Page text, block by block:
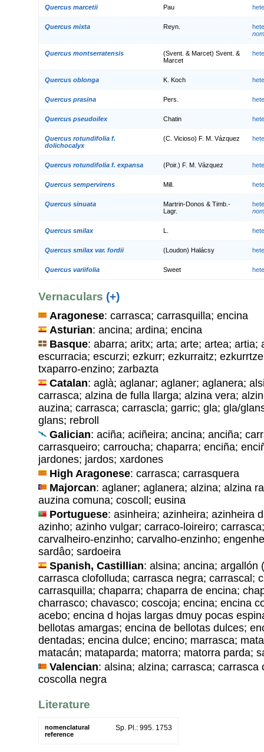
Quercus marcetii Pau
Quercus mixta Reyn.
Quercus montserratensis
(Svent. & Marcet) Svent. &
Marcet
Quercus oblonga K. Koch
Quercus prasina Pers.
Quercus pseudoilex Chatin
Quercus rotundifolia f.
dolichocalyx
(C. Vicioso) F. M. Vázquez
Quercus rotundifolia f. expansa (Poir.) F. M. Vázquez
Quercus sempervirens Mill.
Quercus sinuata
Martrin-Donos & Timb.-
Lagr.
Quercus smilax L.
Quercus smilax var. fordii (Loudon) Halácsy
Quercus variifolia Sweet
Vernaculars (+)
Aragonese: carrasca; carrasquilla; encina
Asturian: ancina; ardina; encina
Basque: abarra; aritx; arta; arte; artea; artia;
escurracia; escurzi; ezkurr; ezkurraitz;
txaparro-enzino; zarbazta
Catalan: aglà; aglanar; aglaner; aglanera;
carrasca; alzina de fulla llarga; alzina vera;
auzina; carrasca; carrascla; garric; gla; gla/
glans; rebroll
Galician: aciña; aciñeira; ancina; anciña;
carrasqueiro; carroucha; chaparra; enciña;
jardones; jardos; xardones
High Aragonese: carrasca; carrasquera
Majorcan: aglaner; aglanera; alzina; alzina
auzina comuna; coscoll; eusina
Portuguese: asinheira; azinheira; azinheira
azinho; azinho vulgar; carraco-loireiro;
carvalheiro-enzinho; carvalho-enzinho;
sardâo; sardoeira
Spanish, Castillian: alsina; ancina; argallón
carrasca clofolluda; carrasca negra; carrascal;
carrasquilla; chaparra; chaparra de encina;
charrasco; chavasco; coscoja; encina; encina
acebo; encina d hojas largas dmuy pocas
bellotas amargas; encina de bellotas dulces;
dentadas; encina dulce; encino; marrasca;
matacán; mataparda; matorra; matorra parda;
Valencian: alsina; alzina; carrasca; carrasca
coscolla negra
Literature
nomenclatural
reference
Sp. Pl.: 995. 1753